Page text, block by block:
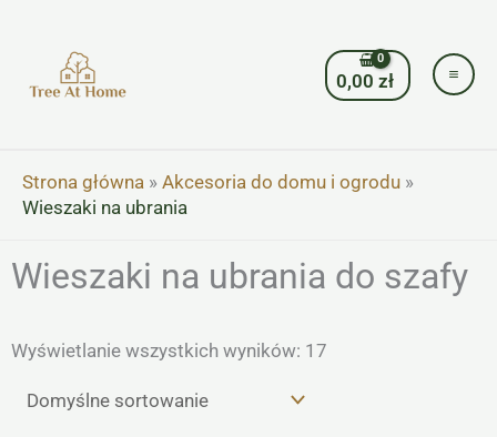
0,00zł
Strona główna » Akcesoria do domu i ogrodu »
Wieszaki na ubrania
Wieszaki na ubrania do szafy
Wyświetlanie wszystkich wyników: 17